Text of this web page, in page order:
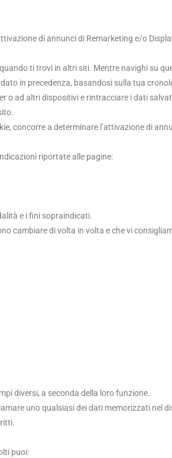
di annunci di Remarketing e/o
ti trovi in altri siti. Mentre navighi su
in precedenza, basandosi sulla tua
ad altri dispositivi e rintracciare i dati
concorre a determinare l’attivazione di
riportate alle pagine:
e i fini sopraindicati.
cambiare di volta in volta e che vi
diversi, a seconda della loro funzione.
uno qualsiasi dei dati memorizzati nel
puoi: